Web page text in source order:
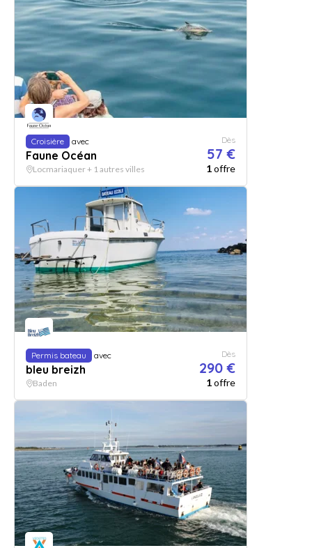
Croisière avec
Faune Océan
Dès
57 €
Locmariaquer + 1 autres villes 1offre
Permis bateau avec
bleu breizh
Dès
290 €
Baden 1offre